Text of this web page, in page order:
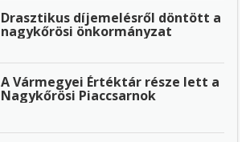
Drasztikus díjemelésről döntött a
nagykőrösi önkormányzat
A Vármegyei Értéktár része lett a
Nagykőrösi Piaccsarnok